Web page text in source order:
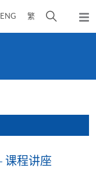
ENG 繁
开
弹
出
课程讲座